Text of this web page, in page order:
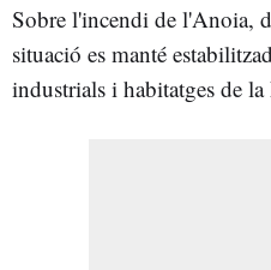
Sobre l'incendi de l'Anoia,
situació es manté
industrials i habitatges de